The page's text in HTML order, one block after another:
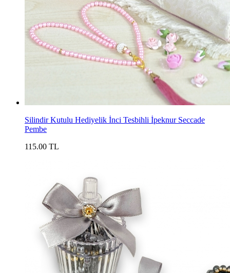
Silindir Kutulu Hediyelik İnci Tesbihli İpeknur Seccade
Pembe
115.00 TL